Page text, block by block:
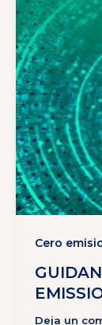
Cero
Deja un